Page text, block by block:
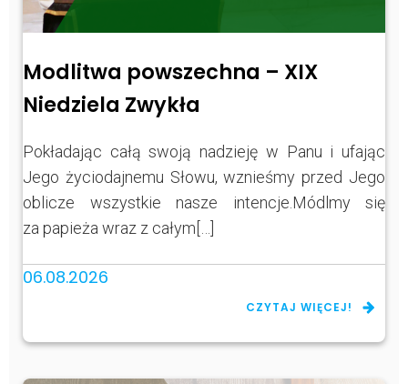
Modlitwa powszechna – XIX
Niedziela Zwykła
Pokładając całą swoją nadzieję w Panu i ufając
Jego życiodajnemu Słowu, wznieśmy przed Jego
oblicze wszystkie nasze intencje.Módlmy się
za papieża wraz z całym[…]
06.08.2026
CZYTAJ WIĘCEJ!